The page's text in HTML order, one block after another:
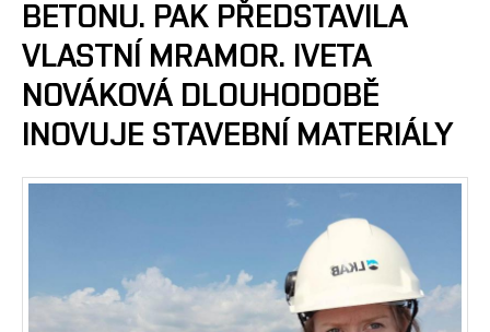
BETONU. PAK PŘEDSTAVILA
VLASTNÍ MRAMOR. IVETA
NOVÁKOVÁ DLOUHODOBĚ
INOVUJE STAVEBNÍ MATERIÁLY